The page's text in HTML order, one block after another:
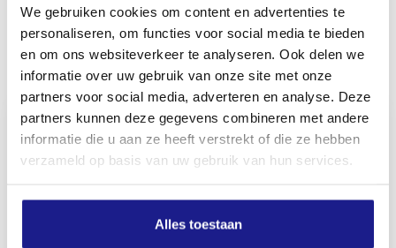
We gebruiken cookies om content en advertenties te
personaliseren, om functies voor social media te bieden
en om ons websiteverkeer te analyseren. Ook delen we
informatie over uw gebruik van onze site met onze
partners voor social media, adverteren en analyse. Deze
partners kunnen deze gegevens combineren met andere
informatie die u aan ze heeft verstrekt of die ze hebben
verzameld op basis van uw gebruik van hun services.
Alles toestaan
Inhoud door
MECHANISATIE FRANEKER
Kiehoek 26
8801 RD Franeker